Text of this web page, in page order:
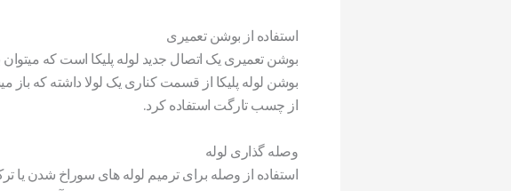
استفاده از بوشن تعمیری
بوشن تعمیری یک اتصال جدید لوله پلیکا است که میتوان
بوشن لوله پلیکا از قسمت کناری یک لولا داشته که
از چسب تارگت استفاده کرد.
وصله گذاری لوله
استفاده از وصله برای ترمیم لوله های سوراخ شدن یا